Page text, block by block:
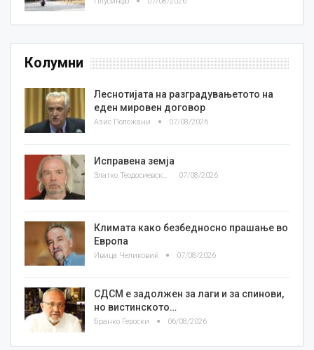
Колумни
Леснотијата на разградувањетото на
еден мировен договор
Азис Положани 07/08/2026
Исправена земја
Златко Теодосиевски 07/08/2026
Климата како безбедносно прашање во
Европа
Ивица Челиковиќ 07/08/2026
СДСМ е задолжен за лаги и за спинови,
но вистинското…
Бранко Героски 06/08/2026